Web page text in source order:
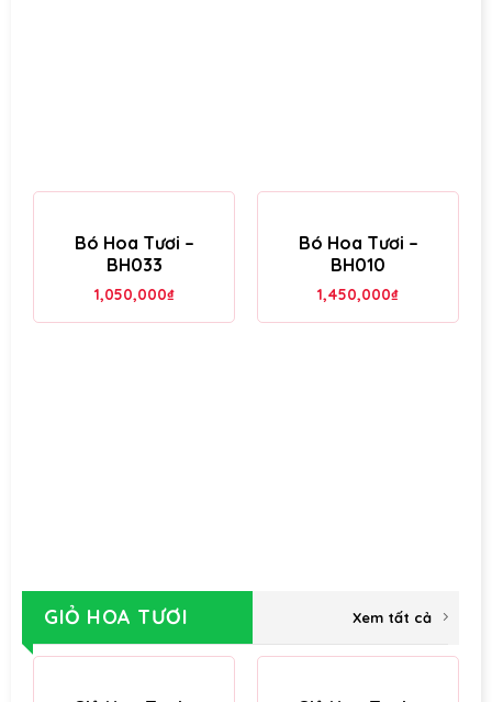
Bó Hoa Tươi –
BH033
1,050,000₫
Bó Hoa Tươi –
BH010
1,450,000₫
GIỎ HOA TƯƠI Xem tất cả